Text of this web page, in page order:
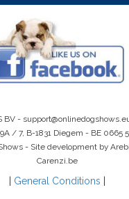
BV -
/ 7, B-1831 Diegem - BE 0665
- Site development by
Carenzi.be
General Conditions